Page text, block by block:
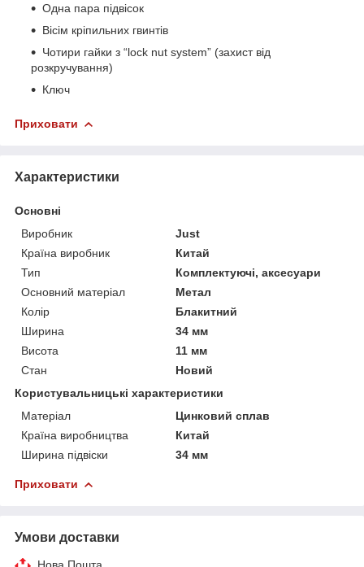
Одна пара підвісок
Вісім кріпильних гвинтів
Чотири гайки з “lock nut system” (захист від
розкручування)
Ключ
Приховати
Характеристики
Основні
Виробник
Just
Країна виробник
Китай
Тип
Комплектуючі, аксесуари
Основний матеріал
Метал
Колір
Блакитний
Ширина
34 мм
Висота
11 мм
Стан
Новий
Користувальницькі характеристики
Матеріал
Цинковий сплав
Країна виробництва
Китай
Ширина підвіски
34 мм
Приховати
Умови доставки
Нова Пошта